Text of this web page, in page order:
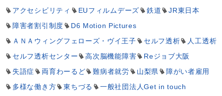
アクセシビリティ
EUフィルムデーズ 鉄道
JR東日本
障害者割引制度
D6 Motion Pictures
ＡＮＡウィングフェローズ・ヴイ王子
セルフ透析
人工透析
セルフ透析センター
高次脳機能障害
Reジョブ大阪
失語症
両育わーるど 難病者就労 山梨県
障がい者雇用
多様な働き方
東ちづる
一般社団法人Get in touch